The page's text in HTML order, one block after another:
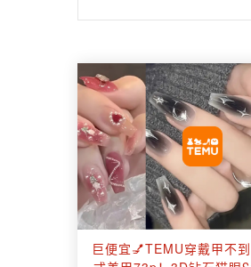
巨便宜💅TEMU穿戴甲不